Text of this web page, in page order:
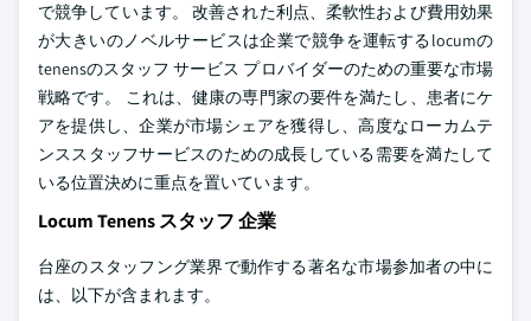
で競争しています。 改善された利点、柔軟性および費用効果
が大きいのノベルサービスは企業で競争を運転するlocumの
tenensのスタッフ サービス プロバイダーのための重要な市場
戦略です。 これは、健康の専門家の要件を満たし、患者にケ
アを提供し、企業が市場シェアを獲得し、高度なローカムテ
ンススタッフサービスのための成長している需要を満たして
いる位置決めに重点を置いています。
Locum Tenens スタッフ 企業
台座のスタッフング業界で動作する著名な市場参加者の中に
は、以下が含まれます。